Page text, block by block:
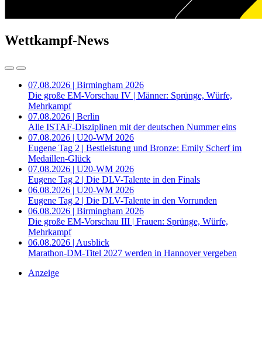
Wettkampf-News
07.08.2026 | Birmingham 2026
Die große EM-Vorschau IV | Männer: Sprünge, Würfe,
Mehrkampf
07.08.2026 | Berlin
Alle ISTAF-Disziplinen mit der deutschen Nummer eins
07.08.2026 | U20-WM 2026
Eugene Tag 2 | Bestleistung und Bronze: Emily Scherf im
Medaillen-Glück
07.08.2026 | U20-WM 2026
Eugene Tag 2 | Die DLV-Talente in den Finals
06.08.2026 | U20-WM 2026
Eugene Tag 2 | Die DLV-Talente in den Vorrunden
06.08.2026 | Birmingham 2026
Die große EM-Vorschau III | Frauen: Sprünge, Würfe,
Mehrkampf
06.08.2026 | Ausblick
Marathon-DM-Titel 2027 werden in Hannover vergeben
Anzeige